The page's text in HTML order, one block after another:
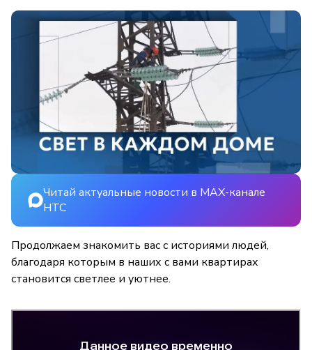
Читай актуальные новости в MAX-канале
НТС
Продолжаем знакомить вас с историями людей,
благодаря которым в наших с вами квартирах
становится светлее и уютнее.